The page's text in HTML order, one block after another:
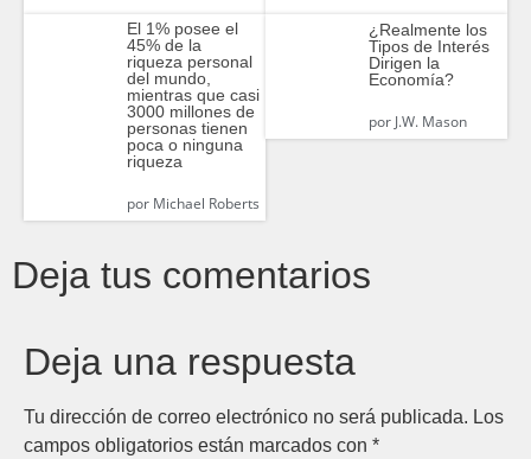
El 1% posee el
45% de la
riqueza personal
del mundo,
mientras que casi
3000 millones de
personas tienen
poca o ninguna
riqueza
porMichael Roberts
¿Realmente los
Tipos de Interés
Dirigen la
Economía?
porJ.W. Mason
Deja tus comentarios
Deja una respuesta
Tu dirección de correo electrónico no será publicada. Los
campos obligatorios están marcados con *